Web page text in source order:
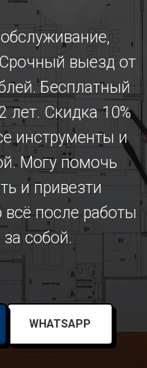
выезд от
Бесплатный
лет. Скидка 10%
инструменты и
Могу помочь
и привезти
после работы
собой.
WHATSAPP